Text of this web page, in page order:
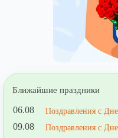
Ближайшие праздники
06.08 Поздравления с
09.08
Поздравления с